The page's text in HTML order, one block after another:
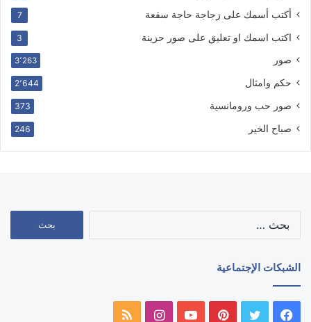
أكتب أسمك على زجاجة حاجة سقعة 7
اكتب اسمك او تعليق على صور حزينة 3
صور 3٬263
حكم وامثال 2٬644
صور حب ورومانسية 373
صباح الخير 246
الشبكات الإجتماعية
فيسبوك تويتر بينتيريستيوتيوبانستقرامملخص